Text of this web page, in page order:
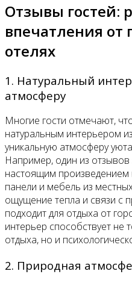
Отзывы гостей:
впечатления от
отелях
1. Натуральный
атмосферу
Многие гости отмечают,
натуральным интерьером
уникальную атмосферу
Например, один из отзывов
настоящим произведением
панели и мебель из
ощущение тепла и связи с
подходит для отдыха от
интерьер способствует не
отдыха, но и
2. Природная